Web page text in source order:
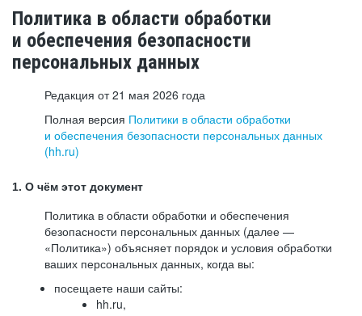
Политика в области обработки
и обеспечения безопасности
персональных данных
Редакция от 21 мая 2026 года
Полная версия Политики в области обработки
и обеспечения безопасности персональных данных
(hh.ru)
1. О чём этот документ
Политика в области обработки и обеспечения
безопасности персональных данных (далее —
«Политика») объясняет порядок и условия обработки
ваших персональных данных, когда вы:
посещаете наши сайты:
hh.ru,